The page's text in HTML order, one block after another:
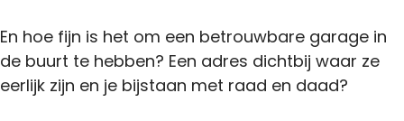
En hoe fijn is het om een betrouwbare garage in
de buurt te hebben? Een adres dichtbij waar ze
eerlijk zijn en je bijstaan met raad en daad?